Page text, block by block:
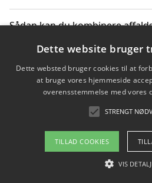
Sådan kan du kombinere
Hvordan affaldssortering kan
Om / kontakt
Blog
Dette website bruger
Dette websted bruger cookies til at
at bruge vores hjemmeside
overensstemmelse med vores
STRENGT
TILLAD COOKIES
VIS